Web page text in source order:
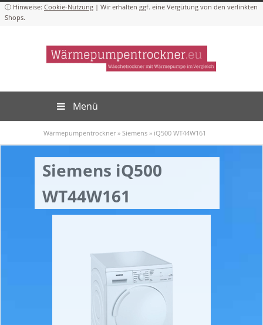
Cookie-Nutzung
Menü
Wärmepumpentrockner » Siemens » iQ500 WT44W161
Siemens iQ500
WT44W161